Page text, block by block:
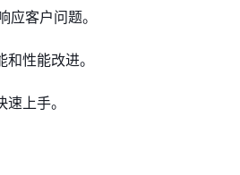
客户问题。
性能改进。
上手。